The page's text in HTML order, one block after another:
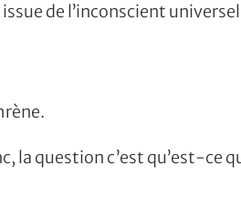
de l’inconscient
la question c’est qu’est-ce